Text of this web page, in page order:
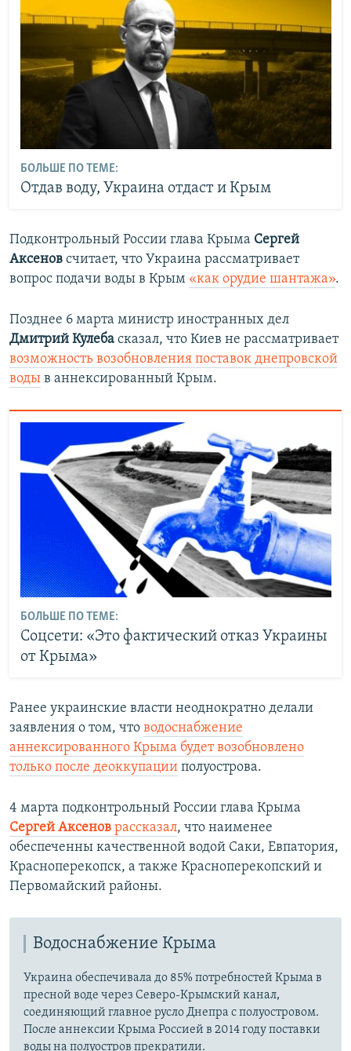
БОЛЬШЕ ПО ТЕМЕ:
Отдав воду, Украина отдаст и Крым
Подконтрольный России глава Крыма Сергей
Аксенов считает, что Украина рассматривает
вопрос подачи воды в Крым «как орудие шантажа».
Позднее 6 марта министр иностранных дел
Дмитрий Кулеба сказал, что Киев не рассматривает
возможность возобновления поставок днепровской
воды в аннексированный Крым.
БОЛЬШЕ ПО ТЕМЕ:
Соцсети: «Это фактический отказ Украины
от Крыма»
Ранее украинские власти неоднократно делали
заявления о том, что водоснабжение
аннексированного Крыма будет возобновлено
только после деоккупации полуострова.
4 марта подконтрольный России глава Крыма
Сергей Аксенов рассказал, что наименее
обеспеченны качественной водой Саки, Евпатория,
Красноперекопск, а также Красноперекопский и
Первомайский районы.
Водоснабжение Крыма
Украина обеспечивала до 85% потребностей Крыма в
пресной воде через Северо-Крымский канал,
соединяющий главное русло Днепра с полуостровом.
После аннексии Крыма Россией в 2014 году поставки
воды на полуостров прекратили.